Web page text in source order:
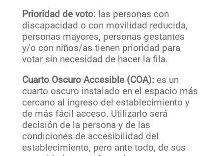
Prioridad de voto: las personas con
discapacidad o con movilidad reducida,
personas mayores, personas gestantes
y/o con niños/as tienen prioridad para
votar sin necesidad de hacer la fila.
Cuarto Oscuro Accesible (COA): es un
cuarto oscuro instalado en el espacio más
cercano al ingreso del establecimiento y
de más fácil acceso. Utilizarlo será
decisión de la persona y de las
condiciones de accesibilidad del
establecimiento, pero ante todo, de sus